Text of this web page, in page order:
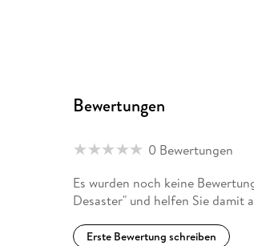
Bewertungen
0 Bewertungen
Es wurden noch keine
Desaster" und helfen Sie damit
Erste Bewertung schreiben